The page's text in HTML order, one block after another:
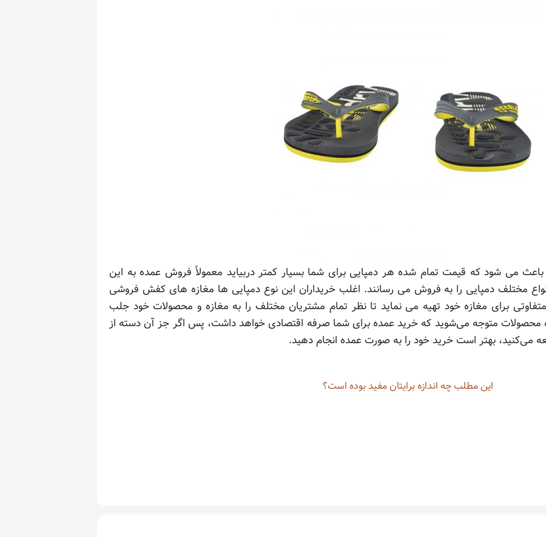
می ‌شود که قیمت تمام شده هر دمپایی برای شما بسیار کمتر دربیاید معمولاً فروش عمده به این
مختلف دمپایی را به فروش می رسانند. اغلب خریداران این نوع دمپایی ها مغازه های کفش فروشی
برای مغازه خود تهیه می نماید تا نظر تمام مشتریان مختلف را به مغازه و محصولات خود جلب
محصولات متوجه می‌شوید که خرید عمده برای شما صرفه اقتصادی خواهد داشت، پس اگر جز آن دسته از
می‌کنید، بهتر است خرید خود را به صورت عمده انجام دهید.
این مطلب چه‌ اندازه برایتان مفید بوده است؟